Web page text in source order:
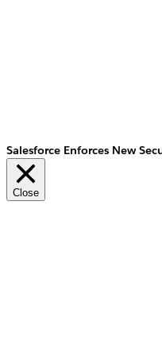
Salesforce Enforces New
Close